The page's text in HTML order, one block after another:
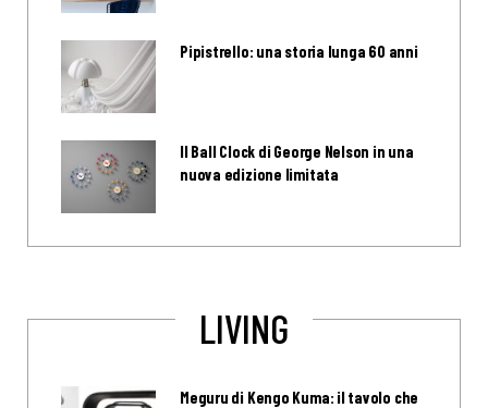
Pipistrello: una storia lunga 60 anni
Il Ball Clock di George Nelson in una
nuova edizione limitata
LIVING
Meguru di Kengo Kuma: il tavolo che